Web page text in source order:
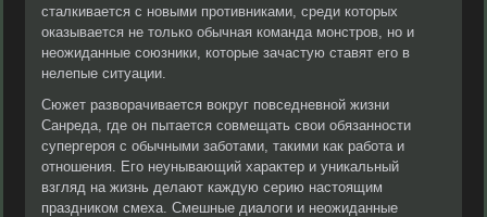
сталкивается с новыми противниками, среди которых
оказывается не только обычная команда монстров, но и
неожиданные союзники, которые зачастую ставят его в
нелепые ситуации.
Сюжет разворачивается вокруг повседневной жизни
Санреда, где он пытается совмещать свои обязанности
супергероя с обычными заботами, такими как работа и
отношения. Его неунывающий характер и уникальный
взгляд на жизнь делают каждую серию настоящим
праздником смеха. Смешные диалоги и неожиданные